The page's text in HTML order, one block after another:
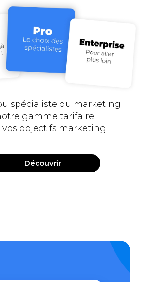
spécialiste du marketing
gamme tarifaire
vos objectifs marketing.
Découvrir